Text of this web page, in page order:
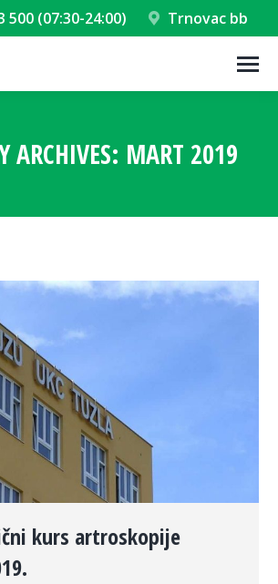
500 (07:30-24:00) Trnovac bb
ARCHIVES: MART 2019
kurs artroskopije